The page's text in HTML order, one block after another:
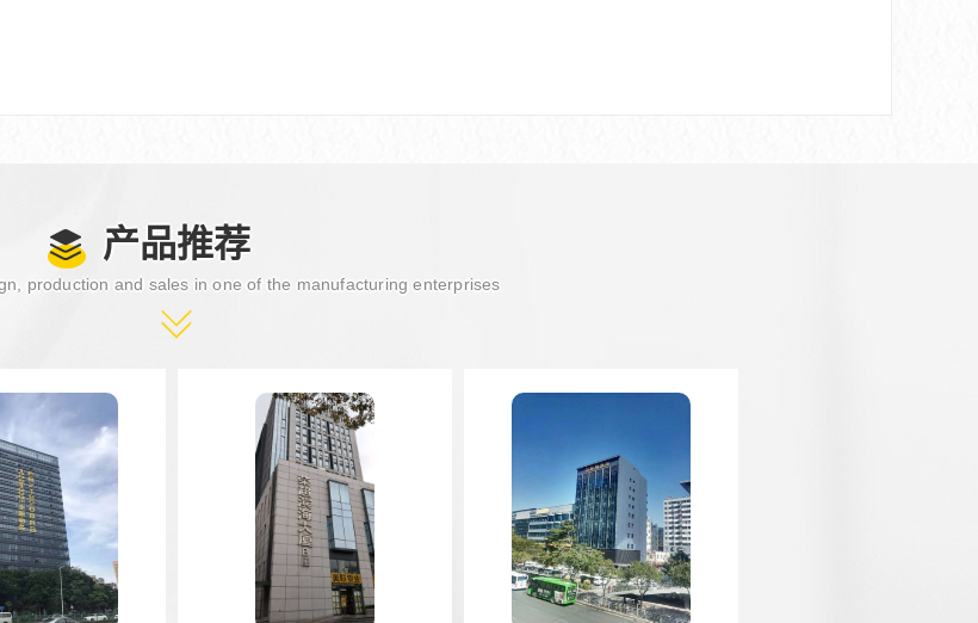
产品推荐
production and sales in one of the manufacturing enterprises